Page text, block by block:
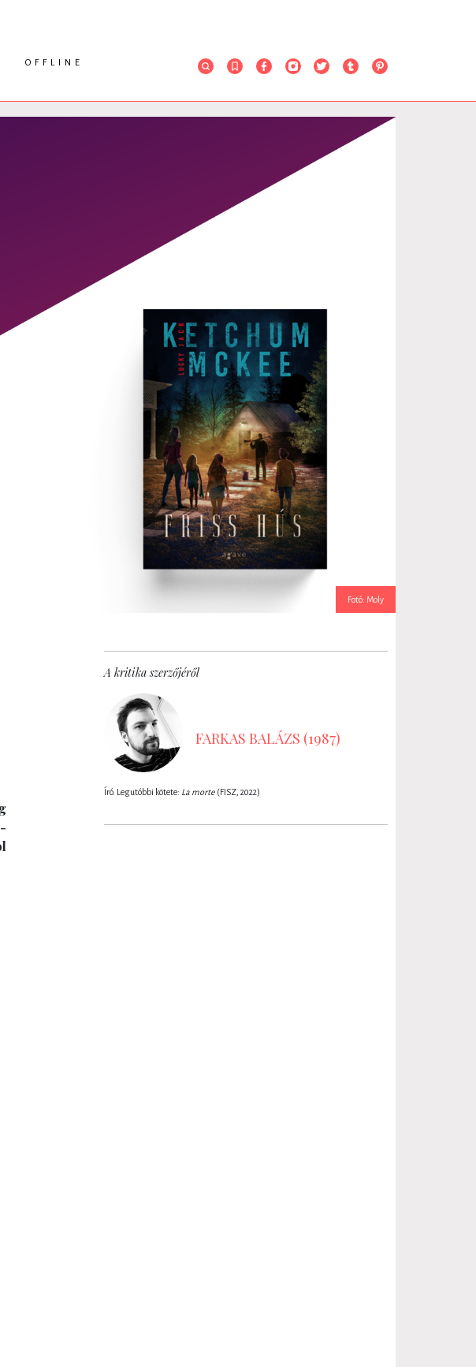
OFFLINE
RENDEZVÉNYEK
Fotó: Moly
A kritika szerzőjéről
FARKAS BALÁZS (1987)
Író. Legutóbbi kötete: La morte (FISZ, 2022)